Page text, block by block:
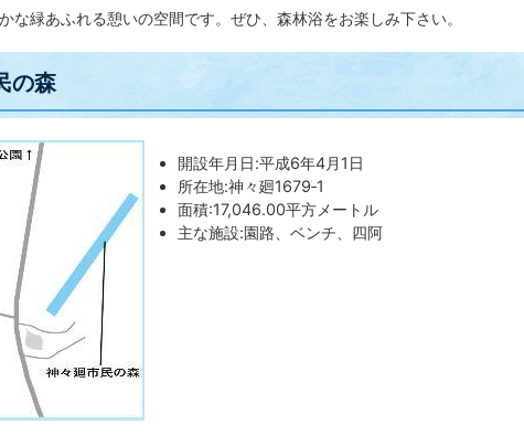
な緑あふれる憩いの空間です。ぜひ、森林浴をお楽しみ下さい。
の森
開設年月日:平成6年4月1日
所在地:神々廻1679‐1
面積:17,046.00平方メートル
主な施設:園路、ベンチ、四阿